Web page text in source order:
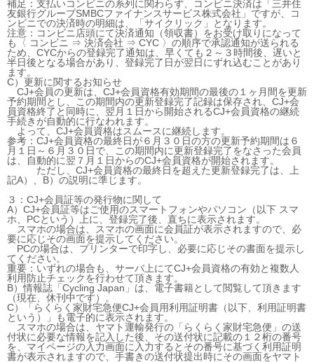
補足：支払いコンビニの系列に関わらず、コンビニ決済は「三井住
友銀行グループSMBCファイナンスサービス株式会社」ですが、コ
ンビニでの決済時の明細は、「サイクリック」となります。
注意：コンビニ店頭にて決済通知（領収書）をお受け取りになって
も〈 コンビニ ⇒ 決済会社 ⇒ CYC 〉の順序で承認通知が送られる
ため、CYCからの登録完了通知は、早くても２～３時間後、遅いと
半日後となる場合があり、登録完了日が翌日にずれ込むことがあり
ます。
C）更新に関するお知らせ
CJ+会員の更新は、CJ+会員資格有効期間の最後の１ヶ月間を更新
予約期間とし、この期間内の更新登録完了記録は保存され、CJ+会
員資格終了と同時に、翌月１日から開始されるCJ+会員資格の継続
手続きが自動的に行なわれます。
よって、CJ+会員資格はスムースに継続します。
参考：CJ+会員資格の最終日が６月３０日の方の更新予約期間は６
月１日～６月３０日で、この期間内に更新登録完了をなさった会員
は、自動的に翌７月１日からのCJ+会員資格が開始されます。
ただし、CJ+会員資格の最終日を超えた更新登録完了は、上
記A）、B）の説明に準じます。
３：CJ+会員証等の発行物に関して
A）CJ+会員証等はご使用のスマートフォンやパソコン（以下 スマ
ホ、PCという）上に、登録完了後、直ちに表示されます。
スマホの場合は、スマホの画面に会員証が表示されますので、必
要に応じその画面を提示してください。
PCの場合は、プリンターで印字し、必要に応じその書面を提示し
てください。
重要：いずれの場合も、サーバ上にてCJ+会員資格の有効と複数人
利用防止チェックを行わせて頂きます。
B）情報誌「Cycling Japan」は、電子書籍として閲覧して頂きます
（現在、休刊中です）。
C）「らくらく家財宅急便CJ+会員用利用証明書（以下、利用証明書
という）」も電子的に表示されます。
スマホの場合は、ヤマト運輸発行の「らくらく家財宅急便」の送
付状に必要な情報を記入した後、その送付状に記載の１２桁の番号
を、マイページの入力画面に入力するとその番号に基づく利用証明
書が表示されますので、手書きの送付状提出時にその画面をヤマト